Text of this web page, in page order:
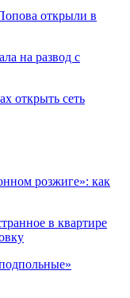
открыли в
на развод с
открыть сеть
розжиге»: как
в квартире